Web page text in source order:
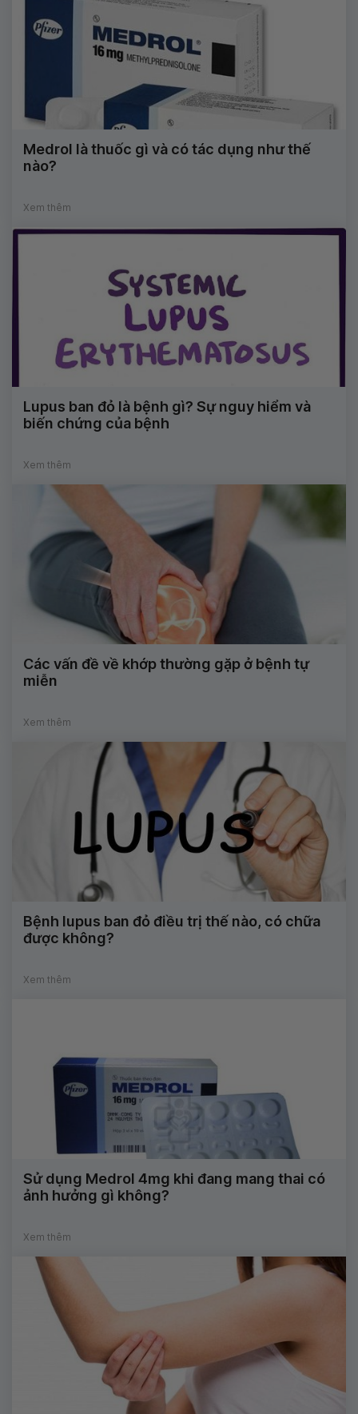
Medrol là thuốc gì và có tác dụng như thế
nào?
Xem thêm
Lupus ban đỏ là bệnh gì? Sự nguy hiểm và
biến chứng của bệnh
Xem thêm
Các vấn đề về khớp thường gặp ở bệnh tự
miễn
Xem thêm
Bệnh lupus ban đỏ điều trị thế nào, có chữa
được không?
Xem thêm
Sử dụng Medrol 4mg khi đang mang thai có
ảnh hưởng gì không?
Xem thêm